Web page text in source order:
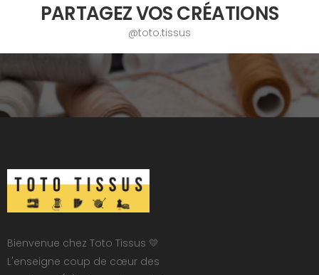
PARTAGEZ VOS CRÉATIONS
@toto.tissus
Bienvenue chez Toto Tissus 💛
L'enseigne coup de cœur des